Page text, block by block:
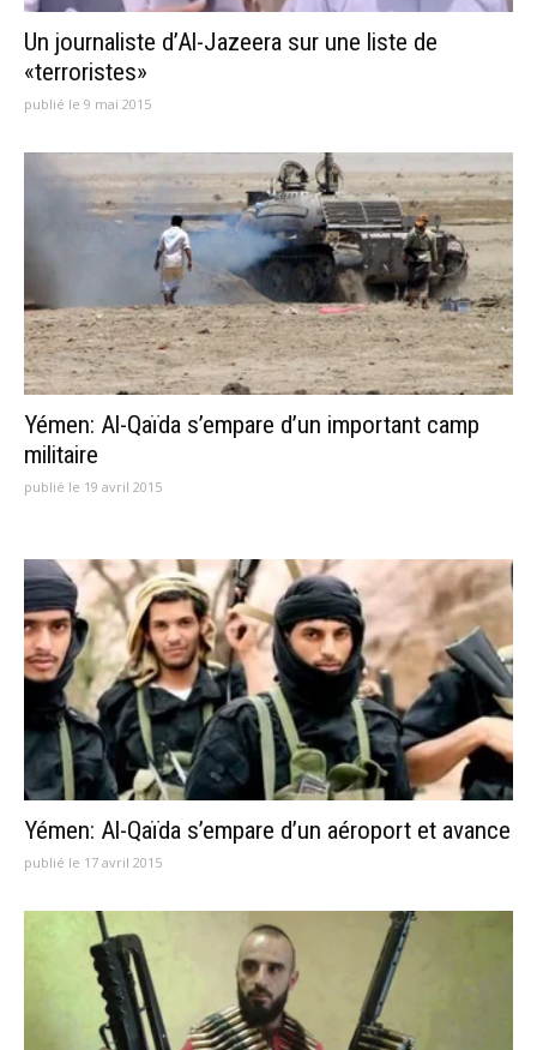
Un journaliste d’Al-Jazeera sur une liste de
«terroristes»
publié le 9 mai 2015
Yémen: Al-Qaïda s’empare d’un important camp
militaire
publié le 19 avril 2015
Yémen: Al-Qaïda s’empare d’un aéroport et avance
publié le 17 avril 2015